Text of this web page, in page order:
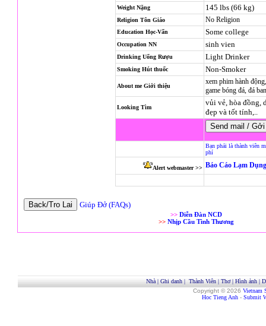
Weight Nặng 145 lbs (66 kg)
Religion Tôn Giáo No Religion
Education Học-Vấn Some college
Occupation NN sinh vien
Drinking Uống Rượu Light Drinker
Smoking Hút thuốc Non-Smoker
About me Giới thiệu
xem phim hành
game bóng đá, đá
Looking Tìm
vủi vẻ, hòa đồng,
đẹp và tốt tính,..
Bạn phải là thành viên
phí
Alert webmaster >> Báo Cáo Lạm
Giúp Đở (FAQs)
>> Diễn Đàn NCD
>> Nhịp Cầu Tình Thương
Nhà| Ghi danh| Thành Viên| Thơ| Hình ảnh|
Copyright © 2026 Vietnam
Hoc Tieng Anh - Submit